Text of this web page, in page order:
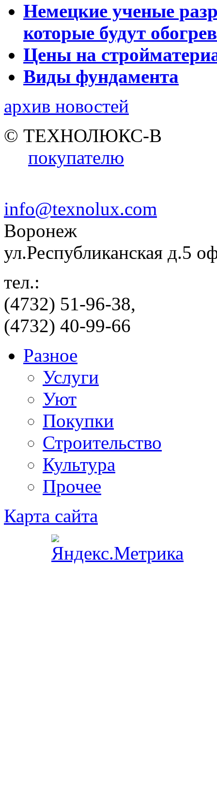
Немецкие ученые
которые будут
Цены на
Виды фундамента
архив новостей
© ТЕХНОЛЮКС-В
покупателю
info@texnolux.com
Воронеж
ул.Республиканская д.5
тел.:
(4732) 51-96-38,
(4732) 40-99-66
Разное
Услуги
Уют
Покупки
Строительство
Культура
Прочее
Карта сайта